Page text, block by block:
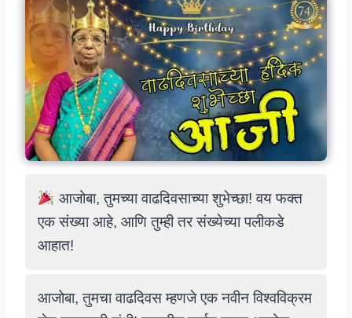
आजोबा, तुमच्या वाढदिवसाच्या शुभेच्छा! वय फक्त
एक संख्या आहे, आणि तुम्ही तर संख्येच्या पलीकडे
आहात!
आजोबा, तुमचा वाढदिवस म्हणजे एक नवीन विश्वविक्रम